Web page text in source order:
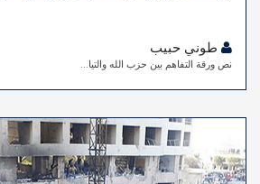
نص ورقة التفاهم بين حزب الله والتيا...